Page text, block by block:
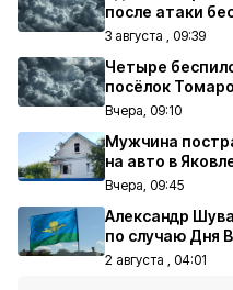
после атаки
3 августа , 09:39
Четыре
посёлок
Вчера, 09:10
Мужчина
на авто в
Вчера, 09:45
Александр
по случаю Дня
2 августа , 04:01